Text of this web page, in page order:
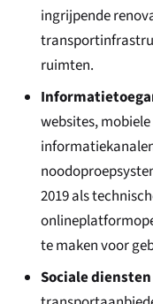
ingrijpende
ruimten.
websites,
2019 als
te maken voor
Sociale diensten